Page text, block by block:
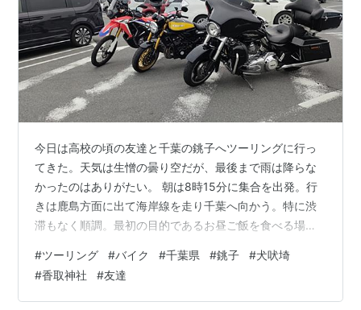
今日は高校の頃の友達と千葉の銚子へツーリングに行っ
てきた。天気は生憎の曇り空だが、最後まで雨は降らな
かったのはありがたい。 朝は8時15分に集合を出発。行
きは鹿島方面に出て海岸線を走り千葉へ向かう。特に渋
滞もなく順調。最初の目的であるお昼ご飯を食べる場所
く場所を移動し、千葉ポートタワーの場所にある食堂で
お昼ご飯を食べる。まぁ〜とこで食べても海鮮は新鮮で
美味しい!! その後は犬吠埼へ移動する。犬吠埼は多くの
#ツーリング #バイク #千葉県 #銚子 #犬吠埼
#香取神社 #友達